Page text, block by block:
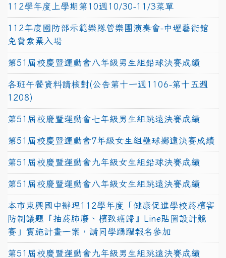
112學年度上學期第10週10/30-11/3菜單
112年度國防部示範樂隊管樂團演奏會-中壢藝術館
免費索票入場
第51屆校慶暨運動會八年級男生組鉛球決賽成績
各班午餐資料請核對(公告第十一週1106-第十五週
1208)
第51屆校慶暨運動會七年級男生組跳遠決賽成績
第51屆校慶暨運動會7年級女生組壘球擲遠決賽成績
第51屆校慶暨運動會九年級女生組鉛球決賽成績
第51屆校慶暨運動會八年級女生組跳遠決賽成績
本市東興國中辦理112學年度「健康促進學校菸檳害
防制議題『抽菸肺廢、檳致癌歸』Line貼圖設計競
賽」實施計畫一案，請同學踴躍報名參加
第51屆校慶暨運動會九年級男生組跳遠決賽成績